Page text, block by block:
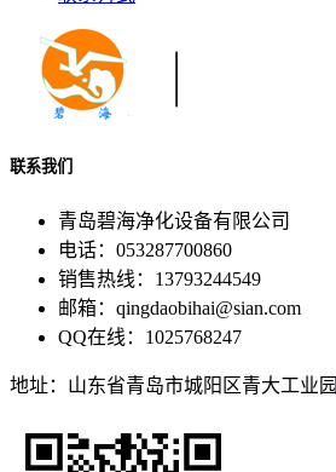
联系我们
青岛碧海净化设备有限公司
电话：053287700860
销售热线：13793244549
邮箱：qingdaobihai@sian.com
QQ在线：1025768247
地址：山东省青岛市城阳区青大工业园